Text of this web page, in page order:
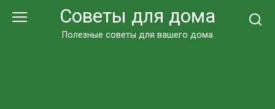
Советы для дома
Полезные советы для вашего дома